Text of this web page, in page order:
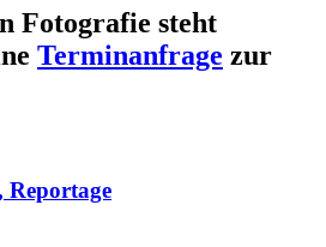
Fotografie steht
Terminanfrage zur
Reportage